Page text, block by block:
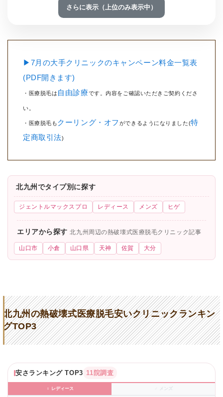
さらに表示（上位のみ表示中）
▶7月の大手クリニックのキャンペーン料金一覧表
(PDF開きます)
・医療脱毛は 自由診療です。内容をご確認いただきご契約くださ
い。
・医療脱毛も クーリング・オフ ができるようになりました(特
定商取引法)
北九州でタイプ別に探す
ジェントルマックスプロ レディース メンズ ヒゲ
エリアから探す北九州周辺の熱破壊式医療脱毛クリニック記事
山口市 小倉 山口県 天神 佐賀 大分
北九州の熱破壊式医療脱毛安いクリニックランキン
グTOP3
安さランキング TOP3 11院調査
♀ レディース ♂ メンズ